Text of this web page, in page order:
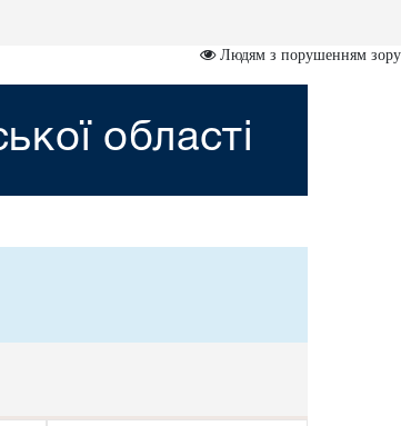
Людям з порушенням зору
області